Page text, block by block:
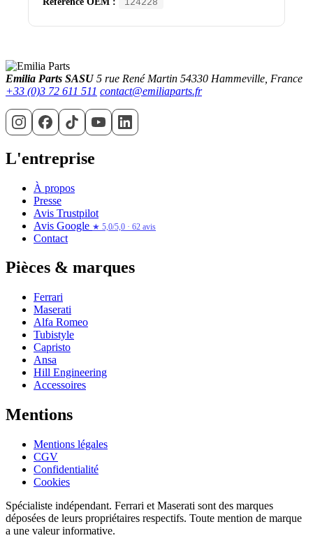
124228
Emilia Parts SASU 5 rue René Martin 54330 Hammeville, France
+33 (0)3 72 611 511 contact@emiliaparts.fr
L'entreprise
À propos
Presse
Avis Trustpilot
Avis Google ★ 5,0/5,0 · 62 avis
Contact
Pièces & marques
Ferrari
Maserati
Alfa Romeo
Tubistyle
Capristo
Ansa
Hill Engineering
Accessoires
Mentions
Mentions légales
CGV
Confidentialité
Cookies
Spécialiste indépendant. Ferrari et Maserati sont des marques
déposées de leurs propriétaires respectifs. Toute mention de marque
a une valeur informative.